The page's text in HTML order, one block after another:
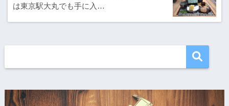
は東京駅大丸でも手に入…